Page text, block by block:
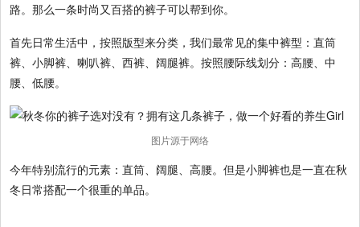
路。那么一条时尚又百搭的裤子可以帮到你。
首先日常生活中，按照版型来分类，我们最常见的集中裤型：直筒
裤、小脚裤、喇叭裤、西裤、阔腿裤。按照腰际线划分：高腰、中
腰、低腰。
图片源于网络
今年特别流行的元素：直筒、阔腿、高腰。但是小脚裤也是一直在秋
冬日常搭配一个很重的单品。